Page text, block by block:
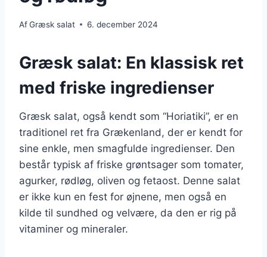
AfGræsk salat 6. december 2024
Græsk salat: En klassisk ret
med friske ingredienser
Græsk salat, også kendt som “Horiatiki”, er en
traditionel ret fra Grækenland, der er kendt for
sine enkle, men smagfulde ingredienser. Den
består typisk af friske grøntsager som tomater,
agurker, rødløg, oliven og fetaost. Denne salat
er ikke kun en fest for øjnene, men også en
kilde til sundhed og velvære, da den er rig på
vitaminer og mineraler.